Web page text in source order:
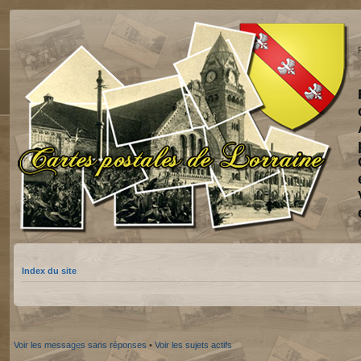
Index du site
Voir les messages sans réponses • Voir les sujets actifs